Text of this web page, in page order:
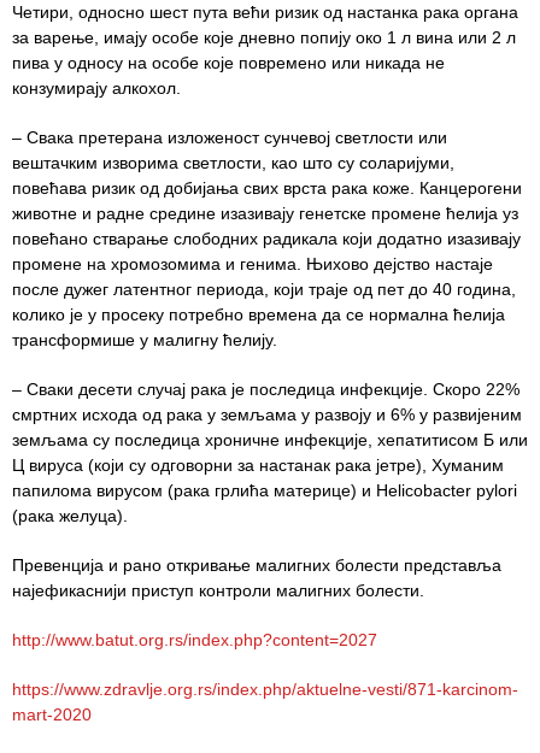
Четири, односно шест пута већи ризик од настанка рака органа
за варење, имају особе које дневно попију око 1 л вина или 2 л
пива у односу на особе које повремено или никада не
конзумирају алкохол.
– Свака претерана изложеност сунчевој светлости или
вештачким изворима светлости, као што су соларијуми,
повећава ризик од добијања свих врста рака коже. Канцерогени
животне и радне средине изазивају генетске промене ћелија уз
повећано стварање слободних радикала који додатно изазивају
промене на хромозомима и генима. Њихово дејство настаје
после дужег латентног периода, који траје од пет до 40 година,
колико је у просеку потребно времена да се нормална ћелија
трансформише у малигну ћелију.
– Сваки десети случај рака је последица инфекције. Скоро 22%
смртних исхода од рака у земљама у развоју и 6% у развијеним
земљама су последица хроничне инфекције, хепатитисом Б или
Ц вируса (који су одговорни за настанак рака јетре), Хуманим
папилома вирусом (рака грлића материце) и Helicobacter pylori
(рака желуца).
Превенција и рано откривање малигних болести представља
најефикаснији приступ контроли малигних болести.
http://www.batut.org.rs/index.php?content=2027
https://www.zdravlje.org.rs/index.php/aktuelne-vesti/871-karcinom-
mart-2020
Квалитет
здравствене
заштите
Документа
ДОКУМЕНТА
ЗА
ЗАПОСЛЕНЕ
ОГЛАСИ И
КОНКУРСИ
Конкурси
– 2024
Огласи и
Конкурси
– Архива
ЗА
ПАЦИЈЕНТЕ
РАСПОРЕД
ЛЕКАРА